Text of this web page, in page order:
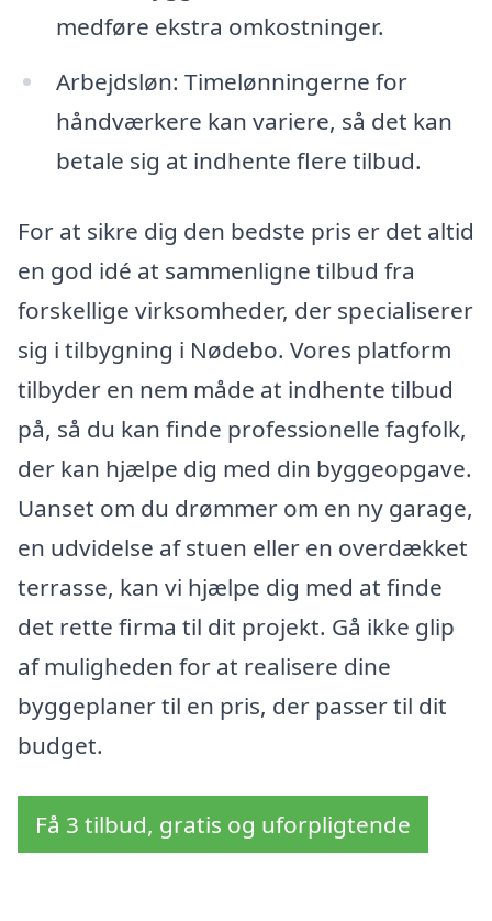
medføre ekstra omkostninger.
Arbejdsløn: Timelønningerne for
håndværkere kan variere, så det kan
betale sig at indhente flere tilbud.
For at sikre dig den bedste pris er det altid
en god idé at sammenligne tilbud fra
forskellige virksomheder, der specialiserer
sig i tilbygning i Nødebo. Vores platform
tilbyder en nem måde at indhente tilbud
på, så du kan finde professionelle fagfolk,
der kan hjælpe dig med din byggeopgave.
Uanset om du drømmer om en ny garage,
en udvidelse af stuen eller en overdækket
terrasse, kan vi hjælpe dig med at finde
det rette firma til dit projekt. Gå ikke glip
af muligheden for at realisere dine
byggeplaner til en pris, der passer til dit
budget.
Få 3 tilbud, gratis og uforpligtende